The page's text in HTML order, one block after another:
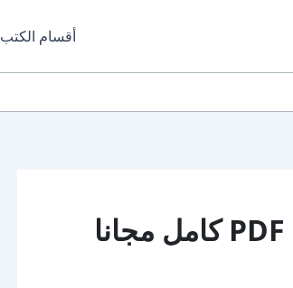
أقسام الكتب